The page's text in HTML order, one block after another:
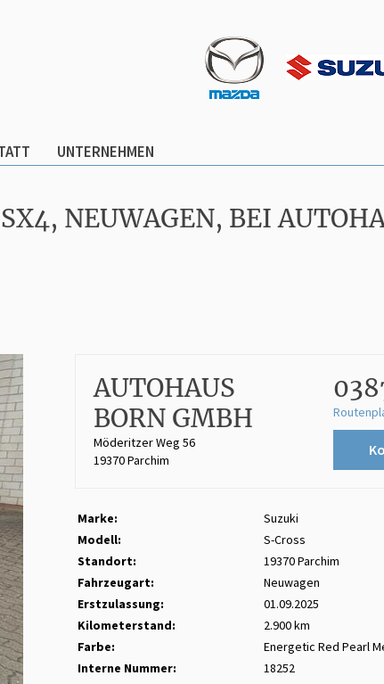
UNTERNEHMEN
NEUWAGEN, BEI
AUTOHAUS
BORN GMBH
Möderitzer Weg 56
19370 Parchim
Marke:
Suzuki
Modell:
S-Cross
Standort:
19370 Parchim
Fahrzeugart:
Neuwagen
Erstzulassung:
01.09.2025
Kilometerstand:
2.900 km
Farbe:
Energetic Red Pearl
Interne Nummer:
18252